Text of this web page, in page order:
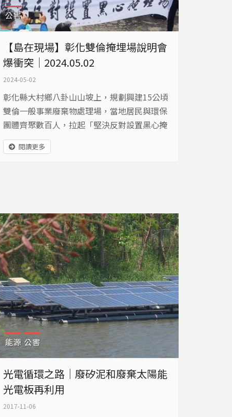
公害
【島在現場】彰化雙倫掩埋場說明會
爆衝突｜2024.05.02
2024-05-02
彰化縣大村鄉八卦山山坡上，規劃興建15公頃
雙倫一般事業廢棄物處理場，當地居民與環保
團體齊聚數百人，拉起「堅決反對設置黑心掩
埋場」白布條，展開激烈抗爭。 ​ 平和村長賴居
林表示，掩埋場下方200公尺，就是自來水公
過，...
閱讀更多
能源 公害
光電循環之路｜廢矽泥和廢棄太陽能
光電板再利用
2017-11-06